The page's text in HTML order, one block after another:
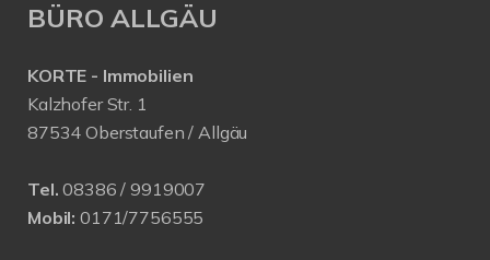
BÜRO ALLGÄU
KORTE - Immobilien
Kalzhofer Str. 1
87534 Oberstaufen / Allgäu
Tel. 08386 / 9919007
Mobil: 0171/7756555